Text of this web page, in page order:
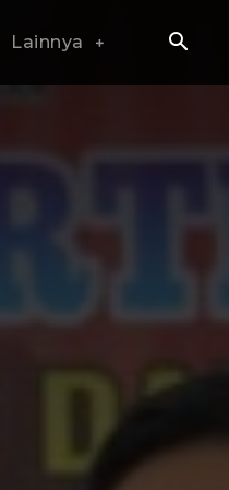
Lainnya